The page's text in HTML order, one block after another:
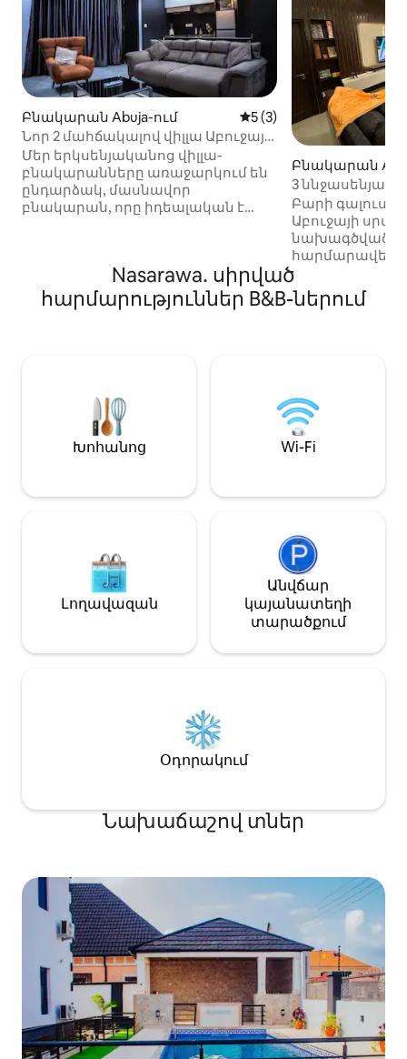
Բնակարան Abuja-ում Միջին վարկանիշը՝ 5-
5 (3)
Նոր 2 մահճակալով վիլլա Աբուջայի
կենտրոնում (Gariki 2)
Մեր երկսենյականոց վիլլա-
բնակարանները առաջարկում են
ընդարձակ, մասնավոր
բնակարան, որը իդեալական է
զուգարան, և երրորդը՝ ընդհանուր
տարածքում։ Հյուրասենյակում կա
55 դյույմ սմարթ հեռուստացույց,
հեռուստացույց։ Լիովին
կահավորված խոհանոցիկը,
զգեստապահարանները,
օդորակիչը և աշխատանքային
ներառում է նաև բացօթյա
օգտվել լողավազանից,
մարզասրահից և Wi-Fi-ից։
Բնակարան
3
բնակարան
Գարկի
Բարի գալուստ
Աբուջայի
նախագծված
տարածքում կա
անհրաժեշտ է
անխափան
Լիովին
Ամենօրյա
մեքենա և
սենյակներում Վստահ եղեք, որ
ձեր
կլինի։
Nasarawa․ սիրված
հարմարություններ B&B-ներում
Խոհանոց Wi-Fi
Լողավազան
Անվճար
կայանատեղի
տարածքում
Օդորակում
Նախաճաշով տներ